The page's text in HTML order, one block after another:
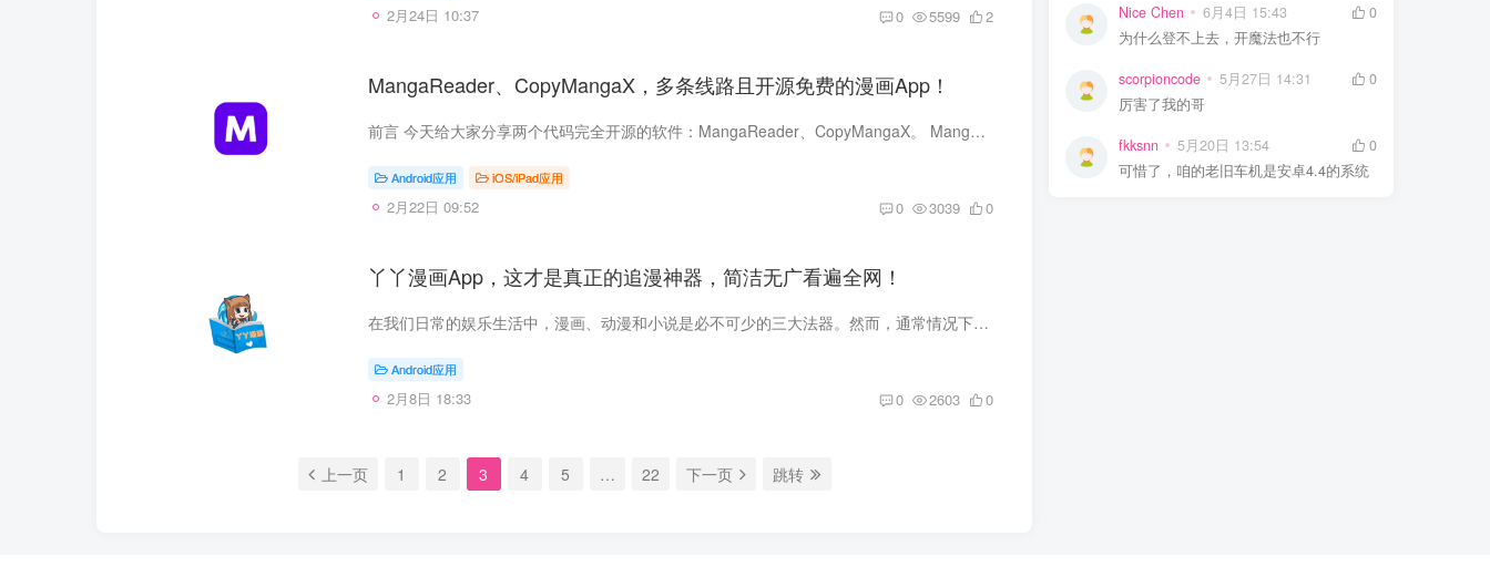
2月24日 10:37 0 5599 2
MangaReader、CopyMangaX，多条线路且开源免费的漫画App！
前言 今天给大家分享两个代码完全开源的软件：MangaReader、CopyMangaX。 MangaReader 这是一个漫画APP，基于ReactNative构建，同时支持安卓和iOS设备使用，并且兼容了平板设备。 不过大家第一...
Android应用 iOS/iPad应用
2月22日 09:52 0 3039 0
丫丫漫画App，这才是真正的追漫神器，简洁无广看遍全网！
在我们日常的娱乐生活中，漫画、动漫和小说是必不可少的三大法器。然而，通常情况下，我们需要借助不同的软件或网站来满足各种娱乐需求。 最近有些小伙伴向小编询问关于追漫软件的事情。虽然我...
Android应用
2月8日 18:33 0 2603 0
上一页 1 2 3 4 5 … 22 下一页 跳转
Nice Chen 6月4日 15:43
0
为什么登不上去，开魔法也不行
scorpioncode 5月27日 14:31
0
厉害了我的哥
fkksnn 5月20日 13:54
0
可惜了，咱的老旧车机是安卓4.4的系统